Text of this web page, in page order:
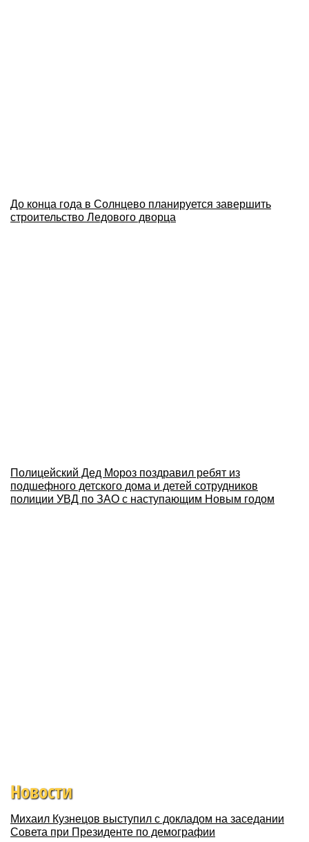
До конца года в Солнцево планируется завершить
строительство Ледового дворца
Полицейский Дед Мороз поздравил ребят из
подшефного детского дома и детей сотрудников
полиции УВД по ЗАО с наступающим Новым годом
Новости
Михаил Кузнецов выступил с докладом на заседании
Совета при Президенте по демографии